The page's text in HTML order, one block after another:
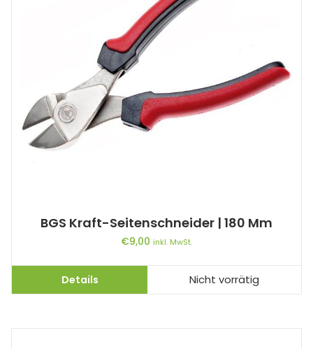
BGS Kraft-Seitenschneider | 180 Mm
€9,00 inkl. MwSt.
Details Nicht vorrätig